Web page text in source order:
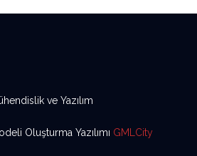
ve Yazılım
Oluşturma Yazılımı GMLCity